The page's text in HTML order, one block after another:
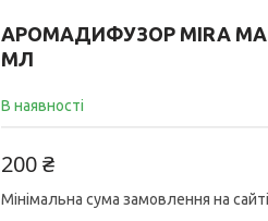
АРОМАДИФУЗОР MIRA
МЛ
В наявності
200 ₴
Мінімальна сума замовлення на